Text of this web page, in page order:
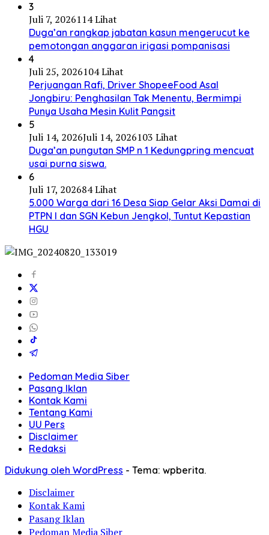
3
Juli 7, 2026114 Lihat
Duga’an rangkap jabatan kasun mengerucut ke
pemotongan anggaran irigasi pompanisasi
4
Juli 25, 2026104 Lihat
Perjuangan Rafi, Driver ShopeeFood Asal
Jongbiru: Penghasilan Tak Menentu, Bermimpi
Punya Usaha Mesin Kulit Pangsit
5
Juli 14, 2026Juli 14, 2026103 Lihat
Duga’an pungutan SMP n 1 Kedungpring mencuat
usai purna siswa.
6
Juli 17, 202684 Lihat
5.000 Warga dari 16 Desa Siap Gelar Aksi Damai di
PTPN I dan SGN Kebun Jengkol, Tuntut Kepastian
HGU
Pedoman Media Siber
Pasang Iklan
Kontak Kami
Tentang Kami
UU Pers
Disclaimer
Redaksi
Didukung oleh WordPress - Tema: wpberita.
Disclaimer
Kontak Kami
Pasang Iklan
Pedoman Media Siber